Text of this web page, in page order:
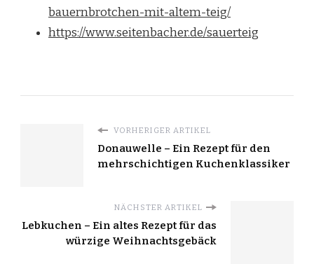
bauernbrotchen-mit-altem-teig/
https://www.seitenbacher.de/sauerteig
VORHERIGER ARTIKEL
Donauwelle – Ein Rezept für den
mehrschichtigen Kuchenklassiker
NÄCHSTER ARTIKEL
Lebkuchen – Ein altes Rezept für das
würzige Weihnachtsgebäck